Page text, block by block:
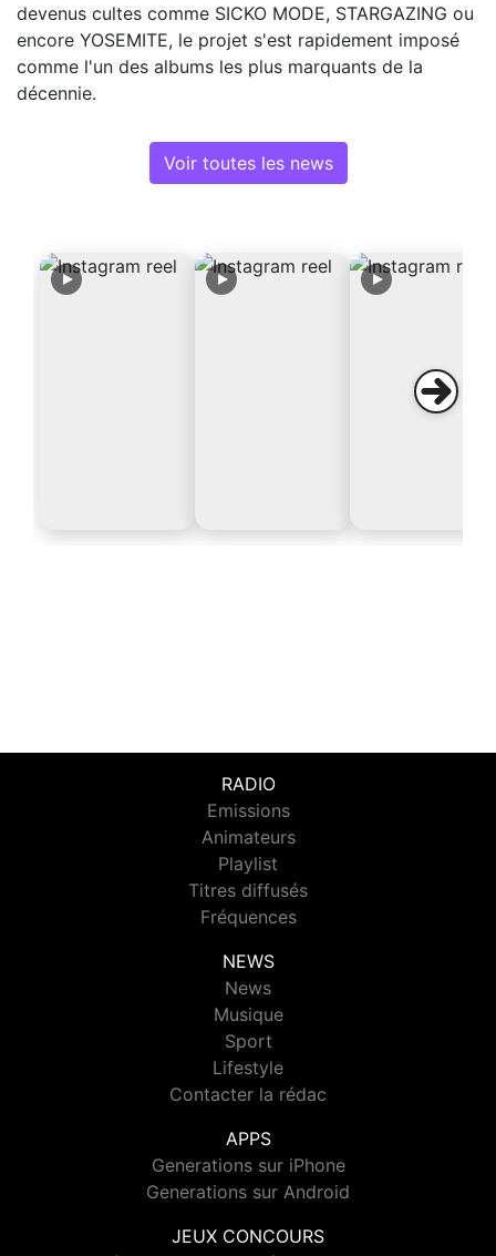
devenus cultes comme SICKO MODE, STARGAZING ou
encore YOSEMITE, le projet s'est rapidement imposé
comme l'un des albums les plus marquants de la
décennie.
Voir toutes les news
RADIO
Emissions
Animateurs
Playlist
Titres diffusés
Fréquences
NEWS
News
Musique
Sport
Lifestyle
Contacter la rédac
APPS
Generations sur iPhone
Generations sur Android
JEUX CONCOURS